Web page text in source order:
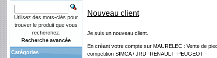
Nouveau client
Je suis un nouveau client.
En créant votre compte sur MAURELEC : Vente de
competition SIMCA / JRD -RENAULT -PEUGEOT -
Utilisez des mots-clés pour
trouver le produit que vous
recherchez.
Recherche avancée
Catégories